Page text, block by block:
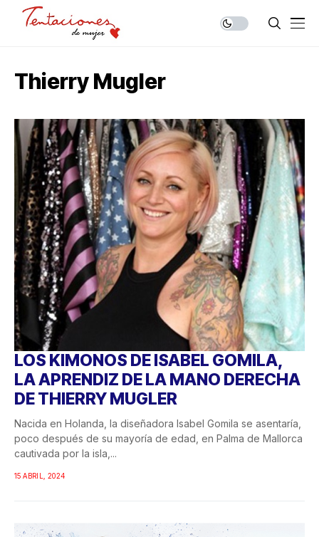
Thierry Mugler
LOS KIMONOS DE ISABEL GOMILA,
LA APRENDIZ DE LA MANO DERECHA
DE THIERRY MUGLER
Nacida en Holanda, la diseñadora Isabel Gomila se asentaría,
poco después de su mayoría de edad, en Palma de Mallorca
cautivada por la isla,...
15 ABRIL, 2024